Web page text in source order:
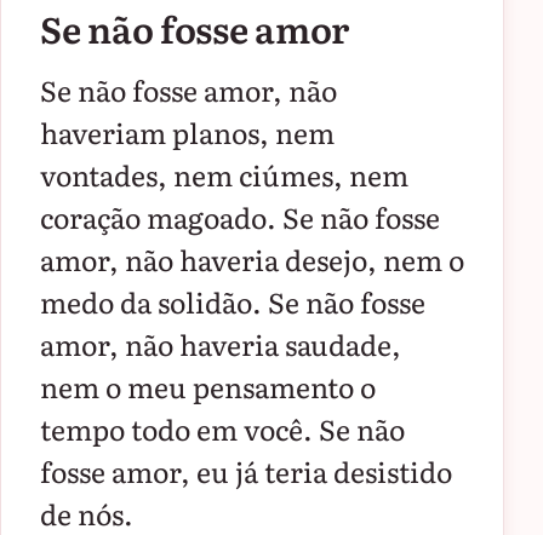
Se não fosse amor
Se não fosse amor, não
haveriam planos, nem
vontades, nem ciúmes, nem
coração magoado. Se não fosse
amor, não haveria desejo, nem o
medo da solidão. Se não fosse
amor, não haveria saudade,
nem o meu pensamento o
tempo todo em você. Se não
fosse amor, eu já teria desistido
de nós.